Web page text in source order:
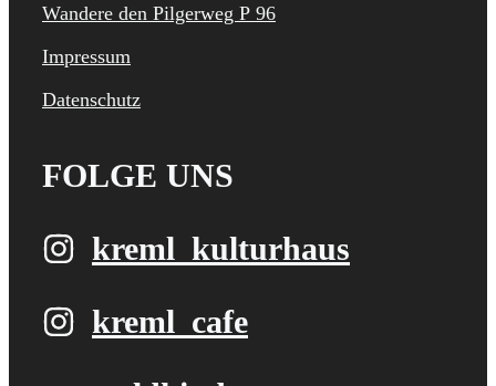
Wandere den Pilgerweg P 96
Impressum
Datenschutz
FOLGE UNS
kreml_kulturhaus
kreml_cafe